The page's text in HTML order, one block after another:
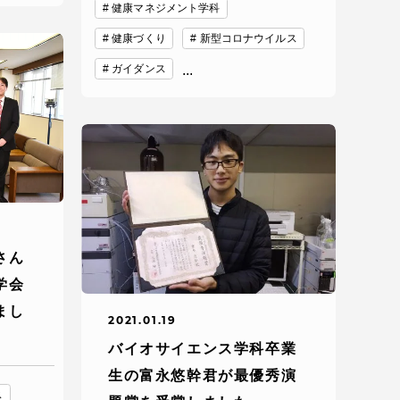
健康マネジメント学科
健康づくり 新型コロナウイルス
ガイダンス ...
ん
会
し
2021.01.19
バイオサイエンス学科卒業
生の富永悠幹君が最優秀演
各種情報・お問い合わせ
各種情報・お問い合わせ
サイトマップ